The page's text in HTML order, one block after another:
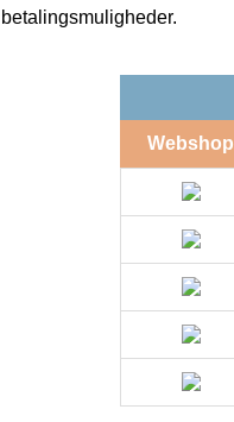
betalingsmuligheder.
Webshop